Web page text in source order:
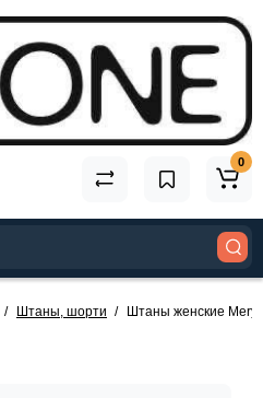
0
Штаны, шорти Штаны женские Mery